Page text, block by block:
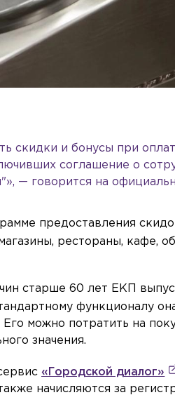
скидки и бонусы при
соглашение о
— говорится на
предоставления
рестораны, кафе,
старше 60 лет ЕКП
функционалу
можно потратить на
значения.
«Городской диалог»
начисляются за